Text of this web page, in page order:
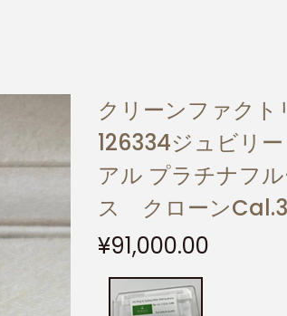
クリーンファクト
126334ジュビリ
アル プラチナフ
ス クローン
¥91,000.00